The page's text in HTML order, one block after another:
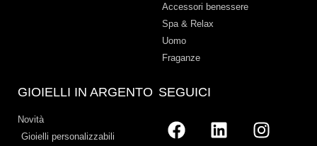
Accessori benessere
Spa & Relax
Uomo
Fraganze
GIOIELLI IN ARGENTO
Novità
Gioielli personalizzabili
SEGUICI